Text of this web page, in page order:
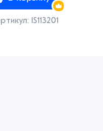
IS113201